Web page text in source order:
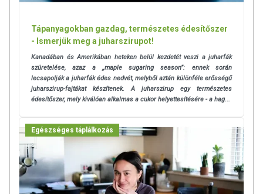
Tápanyagokban gazdag, természetes édesítőszer
- Ismerjük meg a juharszirupot!
Kanadában és Amerikában heteken belül kezdetét veszi a juharfák
szüretelése, azaz a „maple sugaring season”: ennek során
lecsapolják a juharfák édes nedvét, melyből aztán különféle erősségű
juharszirup-fajtákat készítenek. A juharszirup egy természetes
édesítőszer, mely kiválóan alkalmas a cukor helyettesítésére - a hag...
Egészséges táplálkozás